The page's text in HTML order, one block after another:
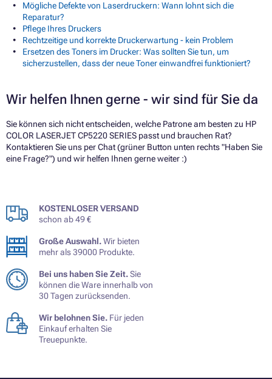
Mögliche Defekte von Laserdruckern: Wann lohnt sich die
Reparatur?
Pflege Ihres Druckers
Rechtzeitige und korrekte Druckerwartung - kein Problem
Ersetzen des Toners im Drucker: Was sollten Sie tun, um
sicherzustellen, dass der neue Toner einwandfrei funktioniert?
Wir helfen Ihnen gerne - wir sind für Sie da
Sie können sich nicht entscheiden, welche Patrone am besten zu HP
COLOR LASERJET CP5220 SERIES passt und brauchen Rat?
Kontaktieren Sie uns per Chat (grüner Button unten rechts "Haben Sie
eine Frage?") und wir helfen Ihnen gerne weiter :)
KOSTENLOSER VERSAND
schon ab 49 €
Große Auswahl.Wir bieten
mehr als 39000 Produkte.
Bei uns haben Sie Zeit.Sie
können die Ware innerhalb von
30 Tagen zurücksenden.
Wir belohnen Sie. Für jeden
Einkauf erhalten Sie
Treuepunkte.